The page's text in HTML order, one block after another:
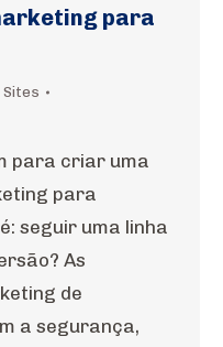
para
Sites
para criar uma
para
seguir uma linha
As
de
a segurança,